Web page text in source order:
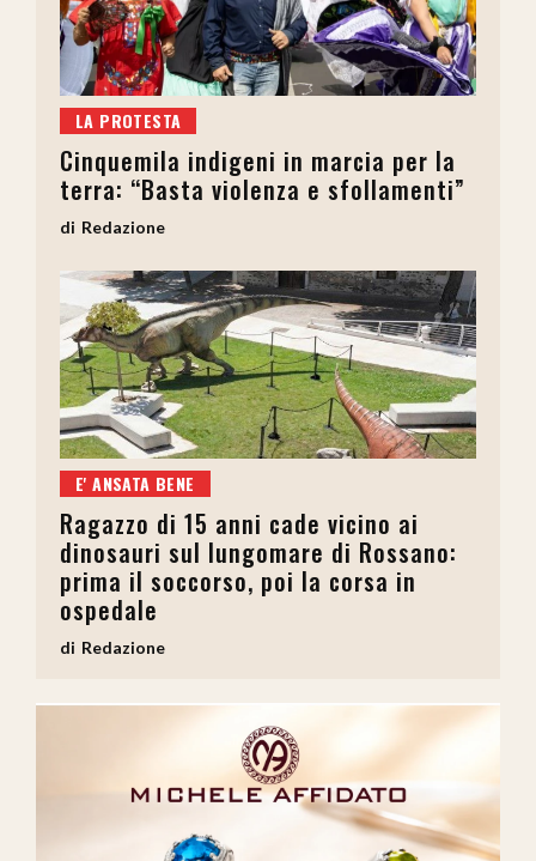
LA PROTESTA
Cinquemila indigeni in marcia per la
terra: “Basta violenza e sfollamenti”
Redazione
E' ANSATA BENE
Ragazzo di 15 anni cade vicino ai
dinosauri sul lungomare di Rossano:
prima il soccorso, poi la corsa in
ospedale
Redazione